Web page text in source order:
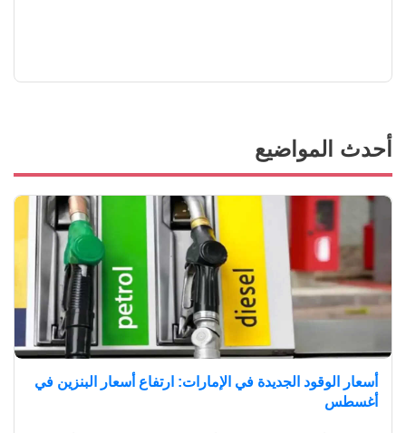
أحدث المواضيع
أسعار الوقود الجديدة في الإمارات: ارتفاع أسعار البنزين في
أغسطس